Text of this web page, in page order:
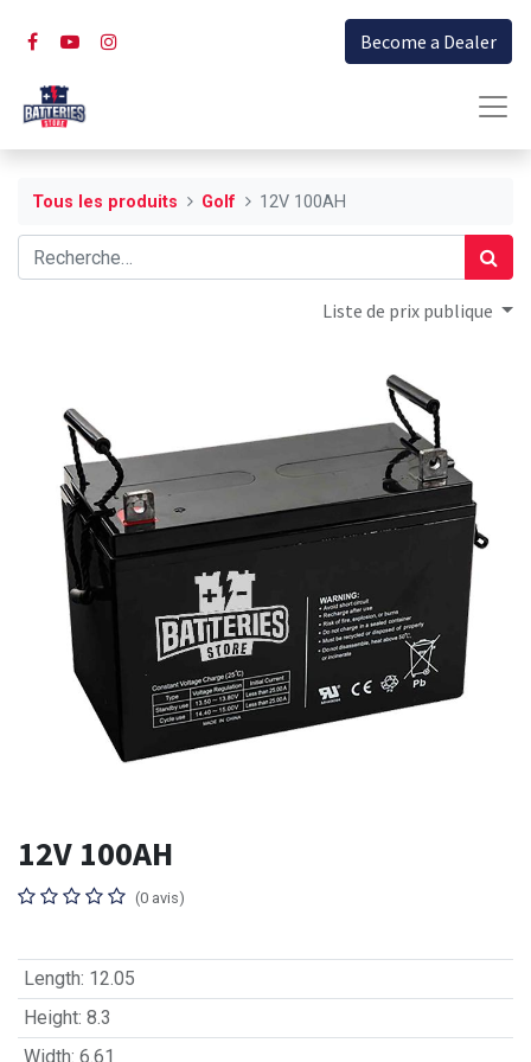
Become a Dealer
Tous les produits Golf 12V 100AH
Liste de prix publique
12V 100AH
(0 avis)
Length: 12.05
Height: 8.3
Width: 6.61